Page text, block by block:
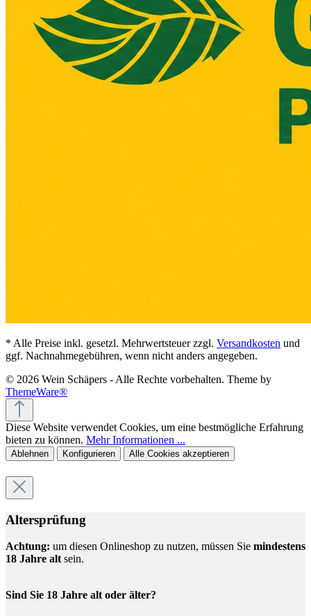
* Alle Preise inkl. gesetzl. Mehrwertsteuer zzgl. Versandkosten und
ggf. Nachnahmegebühren, wenn nicht anders angegeben.
© 2026 Wein Schäpers - Alle Rechte vorbehalten. Theme by
ThemeWare®
Diese Website verwendet Cookies, um eine bestmögliche Erfahrung
bieten zu können. Mehr Informationen ...
Ablehnen Konfigurieren Alle Cookies akzeptieren
Altersprüfung
Achtung: um diesen Onlineshop zu nutzen, müssen Sie mindestens
18 Jahre altsein.
Sind Sie 18 Jahre alt oder älter?